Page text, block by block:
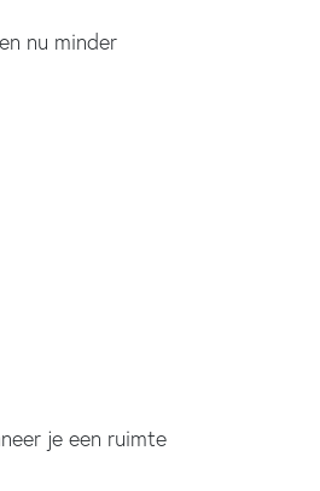
nu minder
je een ruimte